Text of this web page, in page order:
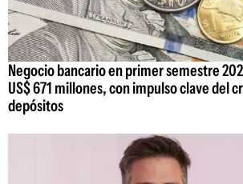
Negocio bancario en primer semestre
US$ 671 millones, con impulso clave del
depósitos